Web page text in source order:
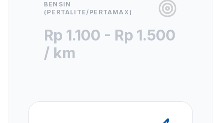
BENSIN
(PERTALITE/PERTAMAX)
Rp 1.100 - Rp 1.500
/ km